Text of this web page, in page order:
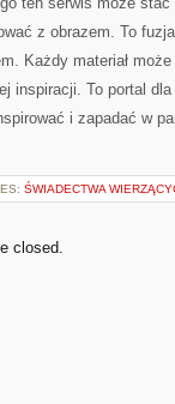
z obrazem. To
Każdy materiał
inspiracji. To portal
i zapadać w
ŚWIADECTWA
closed.